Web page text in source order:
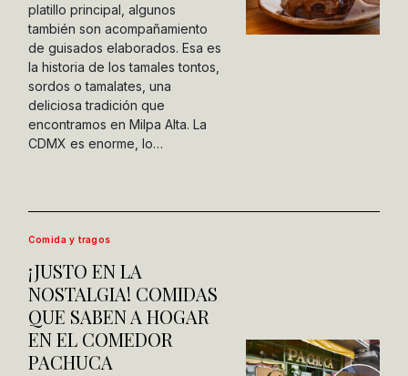
platillo principal, algunos
también son acompañamiento
de guisados elaborados. Esa es
la historia de los tamales tontos,
sordos o tamalates, una
deliciosa tradición que
encontramos en Milpa Alta. La
CDMX es enorme, lo…
Comida y tragos
¡JUSTO EN LA
NOSTALGIA! COMIDAS
QUE SABEN A HOGAR
EN EL COMEDOR
PACHUCA